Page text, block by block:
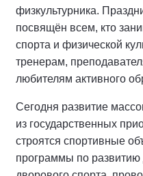
физкультурника.
посвящён всем, кто
спорта и физической
тренерам,
любителям активного
Сегодня развитие
из государственных
строятся спортивные
программы по развитию